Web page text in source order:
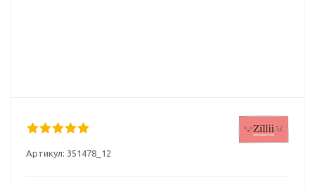
Артикул: 351478_12